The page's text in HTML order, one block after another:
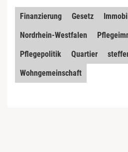
Finanzierung Gesetz
Nordrhein-Westfalen
Pflegepolitik
Quartier
Wohngemeinschaft